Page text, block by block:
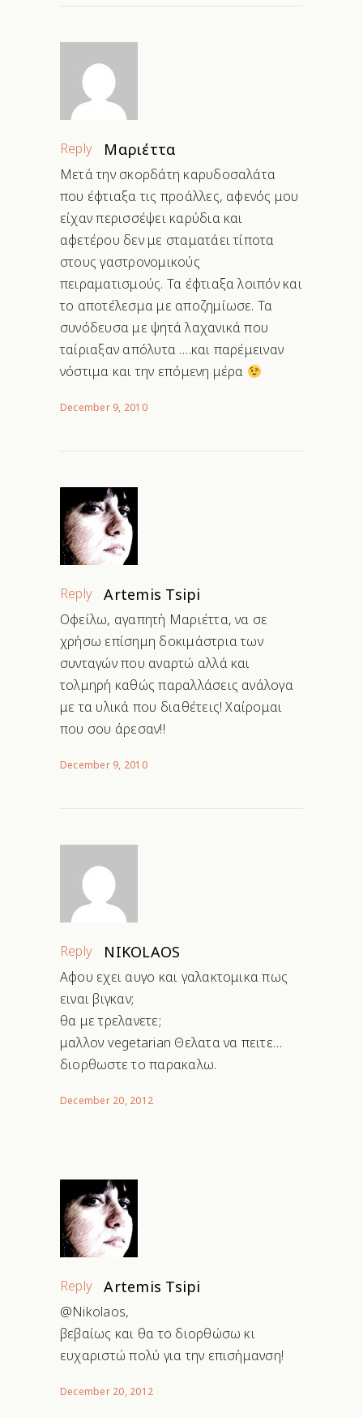
Reply Μαριέττα
Μετά την σκορδάτη καρυδοσαλάτα
που έφτιαξα τις προάλλες, αφενός μου
είχαν περισσέψει καρύδια και
αφετέρου δεν με σταματάει τίποτα
στους γαστρονομικούς
πειραματισμούς. Τα έφτιαξα λοιπόν και
το αποτέλεσμα με αποζημίωσε. Τα
συνόδευσα με ψητά λαχανικά που
ταίριαξαν απόλυτα ….και παρέμειναν
νόστιμα και την επόμενη μέρα
December 9, 2010
Reply Artemis Tsipi
Οφείλω, αγαπητή Μαριέττα, να σε
χρήσω επίσημη δοκιμάστρια των
συνταγών που αναρτώ αλλά και
τολμηρή καθώς παραλλάσεις ανάλογα
με τα υλικά που διαθέτεις! Χαίρομαι
που σου άρεσαν!!
December 9, 2010
Reply NIKOLAOS
Αφου εχει αυγο και γαλακτομικα πως
ειναι βιγκαν;
θα με τρελανετε;
μαλλον vegetarian Θελατα να πειτε…
διορθωστε το παρακαλω.
December 20, 2012
Reply Artemis Tsipi
@Nikolaos,
βεβαίως και θα το διορθώσω κι
ευχαριστώ πολύ για την επισήμανση!
December 20, 2012